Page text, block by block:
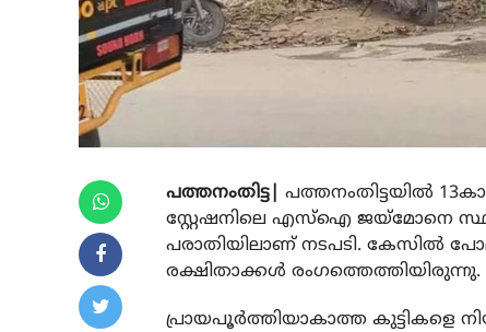
പത്തനംതിട്ട|
പത്തനംതിട്ടയില്‍
സ്റ്റേഷനിലെ എസ്ഐ ജയ്‌മോനെ സ്ഥലം
പരാതിയിലാണ് നടപടി. കേസില്‍
രക്ഷിതാക്കള്‍ രംഗത്തെത്തിയിരുന്നു.
പ്രായപൂര്‍ത്തിയാകാത്ത കുട്ടികളെ